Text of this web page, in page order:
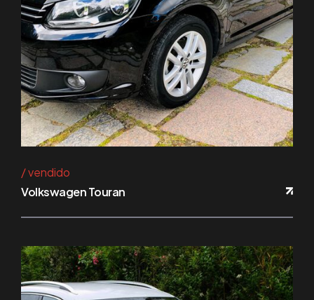
vendido
Volkswagen Touran